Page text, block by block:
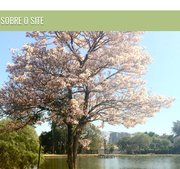
SOBRE O SITE